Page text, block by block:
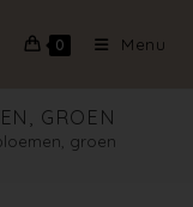
0 Menu
GROEN
groen